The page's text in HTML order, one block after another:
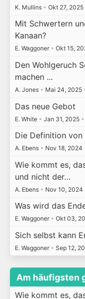
K. Mullins • Okt 27, 2025
Mit Schwertern
Kanaan?
E. Waggoner • Okt 15,
Den Wohlgeruch
machen ...
A. Jones • Mai 24, 2025
Das neue Gebot
E. White • Jan 31, 2025 •
Die Definition von
A. Ebens • Nov 18, 2024
Wie kommt es,
und nicht der…
A. Ebens • Nov 10, 2024
Was wird das
E. Waggoner • Okt 03,
Sich selbst kann
E. Waggoner • Sep 12,
Am häufigsten
Wie kommt es,